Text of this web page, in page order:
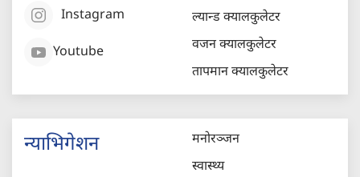
Instagram
Youtube
ल्यान्ड क्यालकुलेटर
वजन क्यालकुलेटर
तापमान क्यालकुलेटर
न्याभिगेशन
मनोरञ्जन
स्वास्थ्य